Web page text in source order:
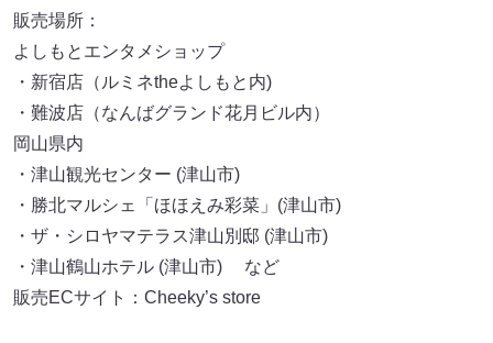
販売場所：
よしもとエンタメショップ
・新宿店（ルミネtheよしもと内)
・難波店（なんばグランド花月ビル内）
岡山県内
・津山観光センター (津山市)
・勝北マルシェ「ほほえみ彩菜」(津山市)
・ザ・シロヤマテラス津山別邸 (津山市)
・津山鶴山ホテル (津山市) など
販売ECサイト：Cheeky’s store